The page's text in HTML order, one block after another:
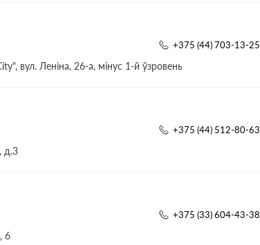
+375 (44) 703-13-25
вул. Леніна, 26-а, мінус 1-й ўзровень
+375 (44) 512-80-63
д.3
+375 (33) 604-43-38
6